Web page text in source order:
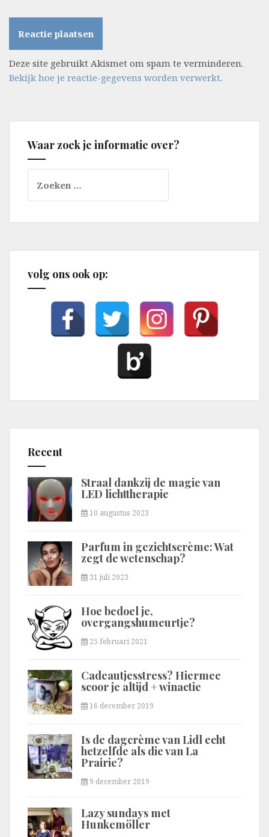
Deze site gebruikt Akismet om spam te verminderen.
Bekijk hoe je reactie-gegevens worden verwerkt.
Waar zoek je informatie over?
naar:
volg ons ook op:
Recent
Straal dankzij de magie van
LED lichttherapie
10 augustus 2023
Parfum in gezichtscrème: Wat
zegt de wetenschap?
31 juli 2023
Hoe bedoel je,
overgangshumeurtje?
25 februari 2021
Cadeautjesstress? Hiermee
scoor je altijd + winactie
16 december 2019
Is de dagcrème van Lidl echt
hetzelfde als die van La
Prairie?
9 december 2019
Lazy sundays met
Hunkemöller